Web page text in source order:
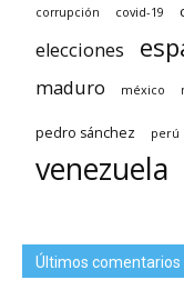
corrupción covid-19
elecciones
maduro méxico
pedro sánchez perú
venezuela
Últimos comentarios